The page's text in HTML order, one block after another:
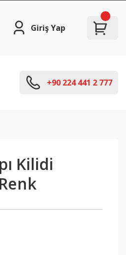
Giriş Yap
+90 224 441 2 777
Kilidi